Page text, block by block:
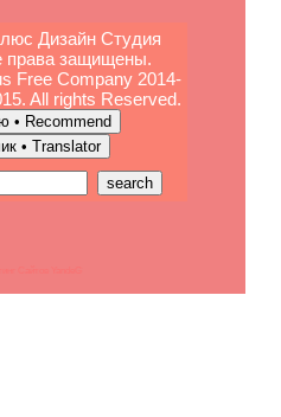
Дизайн Студия
права защищены.
Free Company 2014-
All rights Reserved.